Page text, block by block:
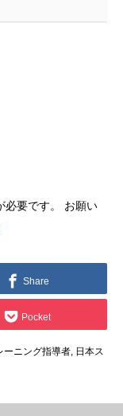
必要です。 お願い
Share
Pocket
ーニング指導者 日本ス